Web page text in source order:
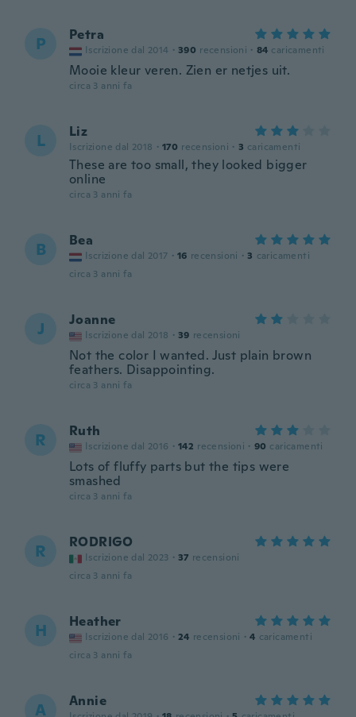
P Petra
Iscrizione dal 2014 · 390 recensioni · 84 caricamenti
Mooie kleur veren. Zien er netjes uit.
circa 3 anni fa
L Liz
Iscrizione dal 2018 · 170 recensioni · 3 caricamenti
These are too small, they looked bigger
online
circa 3 anni fa
B Bea
Iscrizione dal 2017 · 16 recensioni · 3 caricamenti
circa 3 anni fa
J Joanne
Iscrizione dal 2018 · 39 recensioni
Not the color I wanted. Just plain brown
feathers. Disappointing.
circa 3 anni fa
R Ruth
Iscrizione dal 2016 · 142 recensioni · 90 caricamenti
Lots of fluffy parts but the tips were
smashed
circa 3 anni fa
R RODRIGO
Iscrizione dal 2023 · 37 recensioni
circa 3 anni fa
H Heather
Iscrizione dal 2016 · 24 recensioni · 4 caricamenti
circa 3 anni fa
A Annie